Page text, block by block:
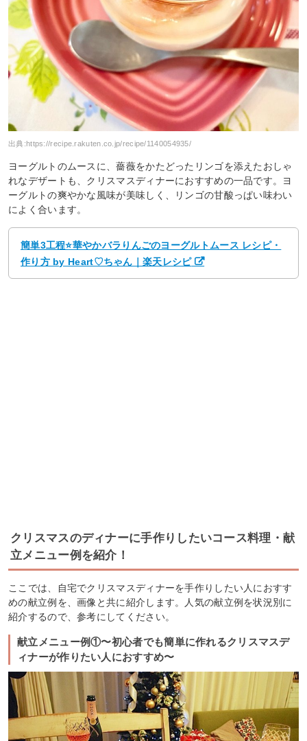
出典:https://recipe.rakuten.co.jp/recipe/1140054935/
ヨーグルトのムースに、薔薇をかたどったリンゴを添えたおしゃ
れなデザートも、クリスマスディナーにおすすめの一品です。ヨ
ーグルトの爽やかな風味が美味しく、リンゴの甘酸っぱい味わい
によく合います。
簡単3工程⭐️華やかバラりんごのヨーグルトムース レシピ・
作り方 by Heart♡ちゃん｜楽天レシピ
クリスマスのディナーに手作りしたいコース料理・献
立メニュー例を紹介！
ここでは、自宅でクリスマスディナーを手作りしたい人におすす
めの献立例を、画像と共に紹介します。人気の献立例を状況別に
紹介するので、参考にしてください。
献立メニュー例①〜初心者でも簡単に作れるクリスマスデ
ィナーが作りたい人におすすめ〜